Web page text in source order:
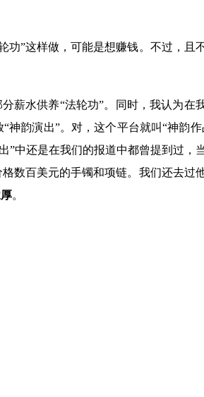
功”这样做，可能是想赚钱。不过，且
薪水供养“法轮功”。同时，我认为在
韵演出”。对，这个平台就叫“神韵作
”中还是在我们的报道中都曾提到过，
数百美元的手镯和项链。我们还去过
。